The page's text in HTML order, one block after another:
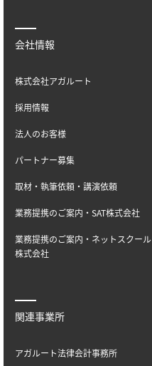
会社情報
株式会社アガルート
採用情報
法人のお客様
パートナー募集
取材・執筆依頼・講演依頼
業務提携のご案内・SAT株式会社
業務提携のご案内・ネットスクール
株式会社
関連事業所
アガルート法律会計事務所